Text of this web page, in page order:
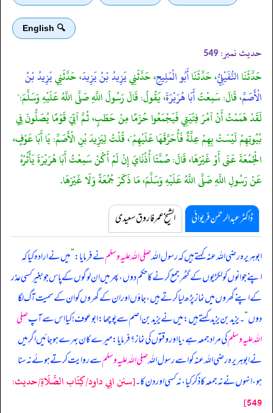
🔍 English
حدیث نمبر: 549
حَدَّثَنَاالنُّفَيْلِيُّ، حَدَّثَنَاأَبُو الْمَلِيحِ، حَدَّثَنِييَزِيدُ بْنُ يَزِيدَ، حَدَّثَنِييَزِيدُ بْنُ
الْأَصَمِّ، قَالَ: سَمِعْتُأَبَا هُرَيْرَةَ، يَقُولُ: قَالَ رَسُولُ اللَّهِ صَلَّى اللَّهُ عَلَيْهِ وَسَلَّمَ:"
لَقَدْ هَمَمْتُ أَنْ آمُرَ فِتْيَتِي فَيَجْمَعُوا حُزَمًا مِنْ حَطَبٍ، ثُمَّ آتِيَ قَوْمًا يُصَلُّونَ فِي
بُيُوتِهِمْ لَيْسَتْ بِهِمْ عِلَّةٌ فَأُحَرِّقَهَا عَلَيْهِمْ"، قُلْتُ لِيَزِيدَ بْنِ الْأَصَمِّ: يَا أَبَا عَوْفٍ،
الْجُمُعَةَ عَنَى أَوْ غَيْرَهَا، قَالَ: صُمَّتَا أُذُنَايَ إِنْ لَمْ أَكُنْ سَمِعْتُ أَبَا هُرَيْرَةَ يَأْثُرُهُ
عَنْ رَسُولِ اللَّهِ صَلَّى اللَّهُ عَلَيْهِ وَسَلَّمَ، مَا ذَكَرَ جُمُعَةً وَلَا غَيْرَهَا.
ڈاکٹر عبدالرحمٰن فریوائی الشیخ عمر فاروق سعیدی
ابوہریرہ رضی اللہ عنہ کہتے ہیں کہرسول اللہصلی اللہ علیہ وسلمنے فرمایا:”میں نے ارادہ کیا کہ
اپنے جوانوں کو لکڑیوں کے گٹھر جمع کرنے کا حکم دوں، پھر میں ان لوگوں کے پاس جو بغیر کسی عذر
کے اپنے گھروں میں نماز پڑھ لیا کرتے ہیں، جاؤں اور ان کے گھروں کو ان کے سمیت آگ لگا
دوں“۔ یزید بن یزید کہتے ہیں: میں نے یزید بن اصم سے پوچھا: ابوعوف! کیا اس سے آپصلی
اللہ علیہ وسلمکی مراد جمعہ ہے، یا اور وقتوں کی نماز؟ فرمایا: میرے کان بہرے ہو جائیں اگر میں
نے ابوہریرہ رضی اللہ عنہ کو اسے رسول اللہصلی اللہ علیہ وسلمسے روایت کرتے ہوئے نہ سنا
ہو، انہوں نے نہ جمعہ کا ذکر کیا، نہ کسی اور دن کا۔[سنن ابي داود/كِتَاب الصَّلَاةِ/حدیث:
549]